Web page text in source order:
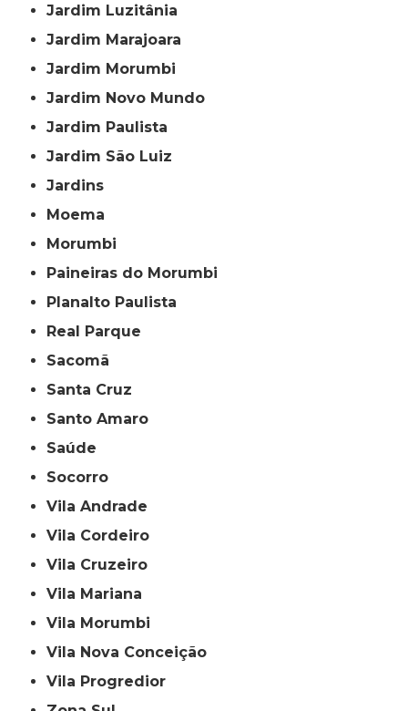
Jardim Luzitânia
Jardim Marajoara
Jardim Morumbi
Jardim Novo Mundo
Jardim Paulista
Jardim São Luiz
Jardins
Moema
Morumbi
Paineiras do Morumbi
Planalto Paulista
Real Parque
Sacomã
Santa Cruz
Santo Amaro
Saúde
Socorro
Vila Andrade
Vila Cordeiro
Vila Cruzeiro
Vila Mariana
Vila Morumbi
Vila Nova Conceição
Vila Progredior